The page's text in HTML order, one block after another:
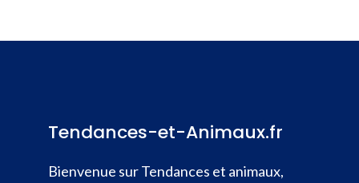
Tendances-et-Animaux.fr
Bienvenue sur Tendances et animaux,